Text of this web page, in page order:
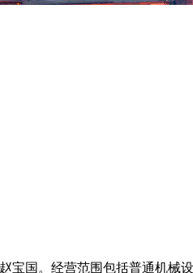
宝国。经营范围包括普通机械